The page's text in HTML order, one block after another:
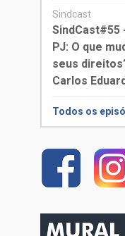
Sindcast
SindCast#55
PJ: O que
seus
Carlos
Todos os